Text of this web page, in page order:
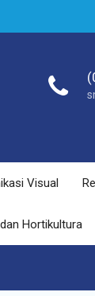
Visual
Hortikultura